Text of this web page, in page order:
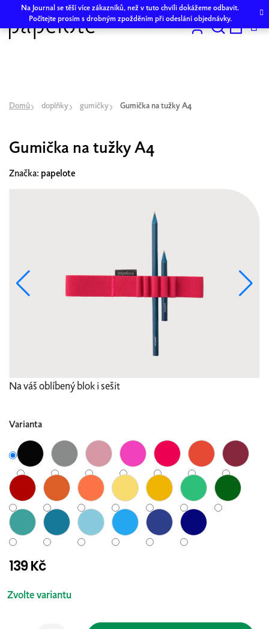
obsah
Na Journal se těší více zákazníků, než v tuto chvíli dokážeme odbavit.
Počítejte prosím s drobným zpožděním při odeslání objednávky.
Hledat
Domů doplňky gumičky Gumička na tužky A4
Na váš oblíbený blok i sešit
Varianta
139 Kč
Měrná
Zvolte variantu
Gumička na tužky A4
Značka: papelote